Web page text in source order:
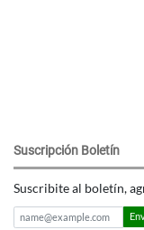
Suscripción Boletín
Suscribite al boletín,